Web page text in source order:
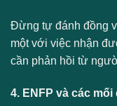
Đừng tự đánh đồng
một với việc nhận
cần phản hồi từ
4. ENFP và các mối